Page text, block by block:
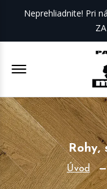
Neprehliadnite! Pri
Offcanvas Menu
Rohy,
Úvod